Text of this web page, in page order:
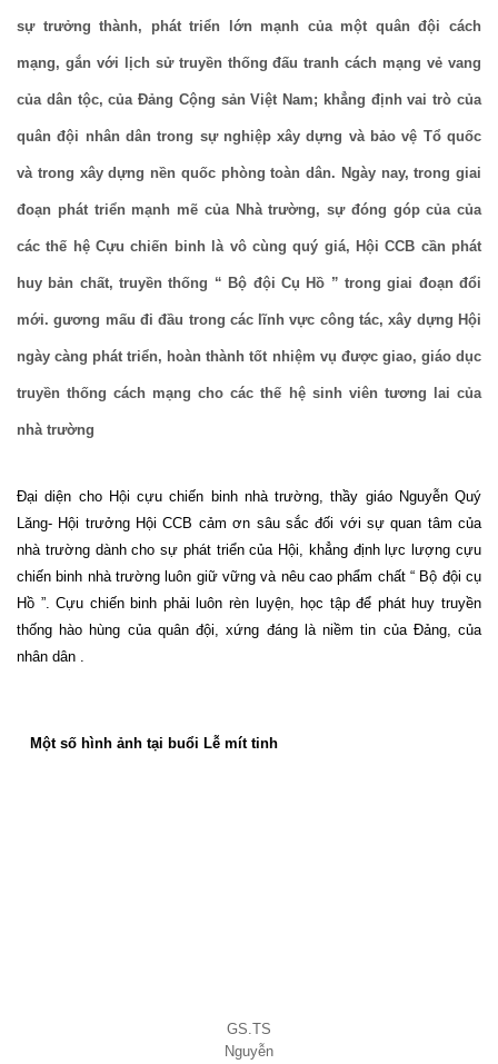
sự trưởng thành, phát triển lớn mạnh của một quân đội cách
mạng, gắn với lịch sử truyền thống đấu tranh cách mạng vẻ vang
của dân tộc, của Đảng Cộng sản Việt Nam; khẳng định vai trò của
quân đội nhân dân trong sự nghiệp xây dựng và bảo vệ Tổ quốc
và trong xây dựng nền quốc phòng toàn dân. Ngày nay, trong giai
đoạn phát triển mạnh mẽ của Nhà trường, sự đóng góp của của
các thế hệ Cựu chiến binh là vô cùng quý giá, Hội CCB cần phát
huy bản chất, truyền thống “ Bộ đội Cụ Hồ ” trong giai đoạn đổi
mới. gương mấu đi đầu trong các lĩnh vực công tác, xây dựng Hội
ngày càng phát triển, hoàn thành tốt nhiệm vụ được giao, giáo dục
truyền thống cách mạng cho các thế hệ sinh viên tương lai của
nhà trường
Đại diện cho Hội cựu chiến binh nhà trường, thầy giáo Nguyễn Quý
Lăng- Hội trưởng Hội CCB cảm ơn sâu sắc đối với sự quan tâm của
nhà trường dành cho sự phát triển của Hội, khẳng định lực lượng cựu
chiến binh nhà trường luôn giữ vững và nêu cao phẩm chất “ Bộ đội cụ
Hồ ”. Cựu chiến binh phải luôn rèn luyện, học tập để phát huy truyền
thống hào hùng của quân đội, xứng đáng là niềm tin của Đảng, của
nhân dân .
Một số hình ảnh tại buổi Lễ mít tinh
GS.TS
Nguyễn